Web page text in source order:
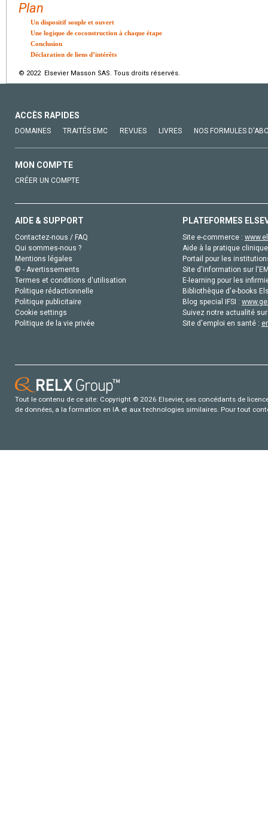
Plan
Un dispositif souple et ouvert
Une logique de coconstruction à chaque étape
Conclusion
Déclaration de liens d’intérêts
© 2022 Elsevier Masson SAS. Tous droits réservés.
ACCÈS RAPIDES
DOMAINES TRAITÉS EMC REVUES LIVRES NOS FORMULES
MON COMPTE
CRÉER UN COMPTE
AIDE & SUPPORT
Contactez-nous / FAQ
Qui sommes-nous ?
Mentions légales
© - Avertissements
Termes et conditions d'utilisation
Politique rédactionnelle
Politique publicitaire
Cookie settings
Politique de la vie privée
PLATEFORMES
Site e-commerce :
Aide à la pratique
Portail pour les
Site d'information sur
E-learning pour les
Bibliothèque d'e-books
Blog special IFSI :
Suivez notre actualité
Site d'emploi en santé :
Tout le contenu de ce site: Copyright © 2026 Elsevier, ses concédants de
de données, a la formation en IA et aux technologies similaires. Pour tout